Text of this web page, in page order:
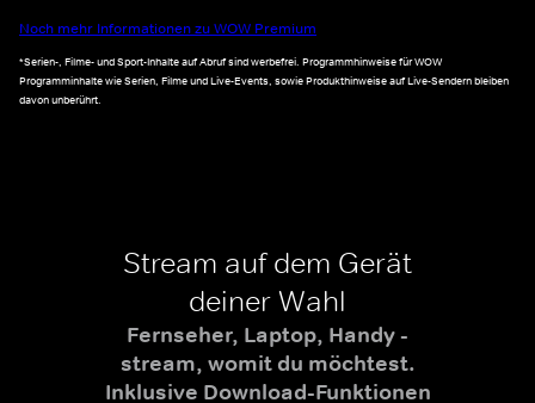
Noch mehr Informationen zu WOW Premium
*Serien-, Filme- und Sport-Inhalte auf Abruf sind werbefrei. Programmhinweise für WOW
Programminhalte wie Serien, Filme und Live-Events, sowie Produkthinweise auf Live-Sendern bleiben
davon unberührt.
Stream auf dem Gerät
deiner Wahl
Fernseher, Laptop, Handy -
stream, womit du möchtest.
Inklusive Download-Funktionen